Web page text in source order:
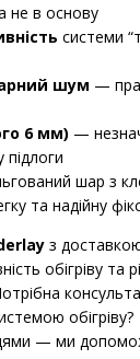
не в основу
системи
шум —
6 мм) —
шар з
та надійну
з
обігріву та
обігріву?
— ми